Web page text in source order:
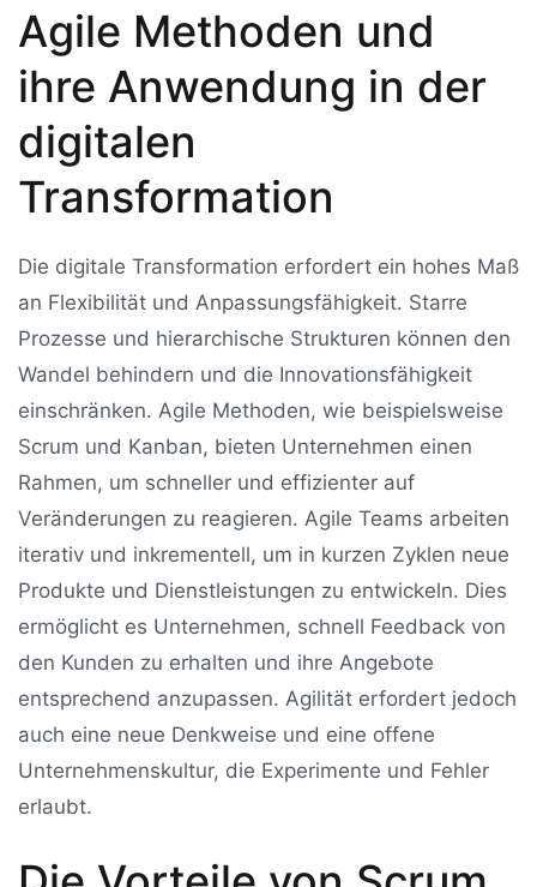
Agile Methoden und
ihre Anwendung in der
digitalen
Transformation
Die digitale Transformation erfordert ein hohes Maß
an Flexibilität und Anpassungsfähigkeit. Starre
Prozesse und hierarchische Strukturen können den
Wandel behindern und die Innovationsfähigkeit
einschränken. Agile Methoden, wie beispielsweise
Scrum und Kanban, bieten Unternehmen einen
Rahmen, um schneller und effizienter auf
Veränderungen zu reagieren. Agile Teams arbeiten
iterativ und inkrementell, um in kurzen Zyklen neue
Produkte und Dienstleistungen zu entwickeln. Dies
ermöglicht es Unternehmen, schnell Feedback von
den Kunden zu erhalten und ihre Angebote
entsprechend anzupassen. Agilität erfordert jedoch
auch eine neue Denkweise und eine offene
Unternehmenskultur, die Experimente und Fehler
erlaubt.